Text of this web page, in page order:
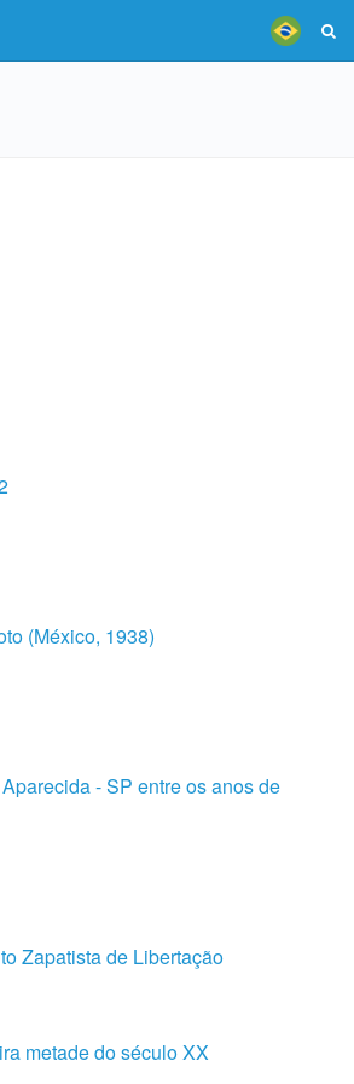
(México, 1938)
- SP entre os anos de
Zapatista de Libertação
metade do século XX